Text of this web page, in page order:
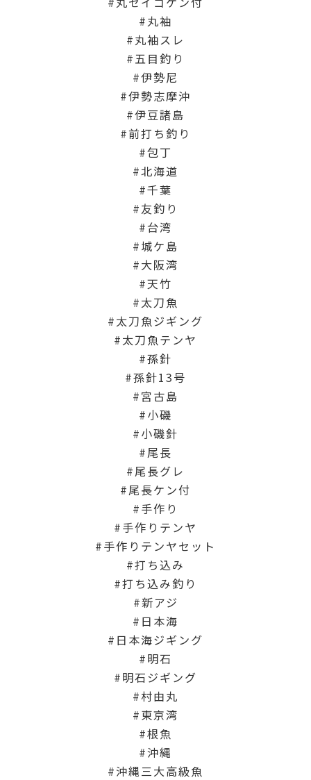
丸袖
丸袖スレ
五目釣り
伊勢尼
伊勢志摩沖
伊豆諸島
前打ち釣り
包丁
北海道
千葉
友釣り
台湾
城ケ島
大阪湾
天竹
太刀魚
太刀魚ジギング
太刀魚テンヤ
孫針
孫針13号
宮古島
小磯
小磯針
尾長
尾長グレ
尾長ケン付
手作り
手作りテンヤ
手作りテンヤセット
打ち込み
打ち込み釣り
新アジ
日本海
日本海ジギング
明石
明石ジギング
村由丸
東京湾
根魚
沖縄
沖縄三大高級魚